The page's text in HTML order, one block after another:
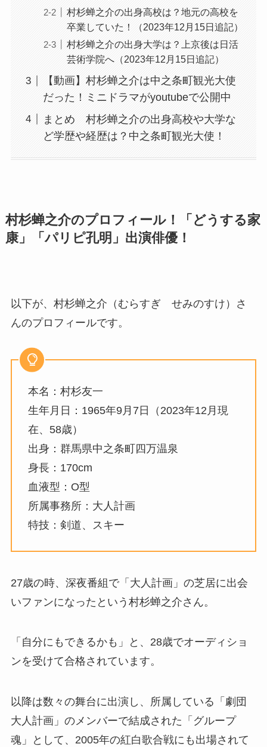
村杉蝉之介の出身高校は？地元の高校を
卒業していた！（2023年12月15日追記）
村杉蝉之介の出身大学は？上京後は日活
芸術学院へ（2023年12月15日追記）
【動画】村杉蝉之介は中之条町観光大使
だった！ミニドラマがyoutubeで公開中
まとめ 村杉蝉之介の出身高校や大学な
ど学歴や経歴は？中之条町観光大使！
村杉蝉之介のプロフィール！「どうする家
康」「パリピ孔明」出演俳優！
以下が、村杉蝉之介（むらすぎ せみのすけ）さ
んのプロフィールです。
本名：村杉友一
生年月日：1965年9月7日（2023年12月現
在、58歳）
出身：群馬県中之条町四万温泉
身長：170cm
血液型：O型
所属事務所：大人計画
特技：剣道、スキー
27歳の時、深夜番組で「大人計画」の芝居に出会
いファンになったという村杉蝉之介さん。
「自分にもできるかも」と、28歳でオーディショ
ンを受けて合格されています。
以降は数々の舞台に出演し、所属している「劇団
大人計画」のメンバーで結成された「グループ
魂」として、2005年の紅白歌合戦にも出場されて